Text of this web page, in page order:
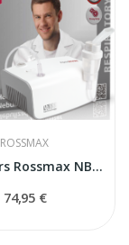
ROSSMAX
Inhalators Rossmax NB500 Pro
74,95 €